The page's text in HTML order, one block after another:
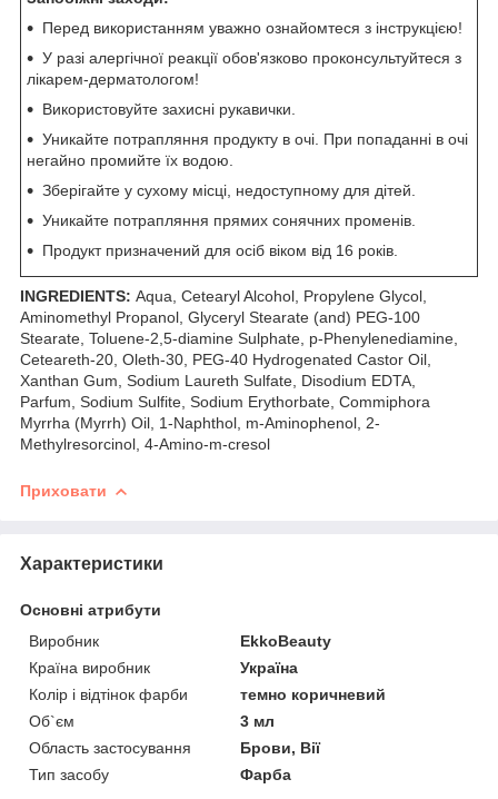
Перед використанням уважно ознайомтеся з інструкцією!
У разі алергічної реакції обов'язково проконсультуйтеся з
лікарем-дерматологом!
Використовуйте захисні рукавички.
Уникайте потрапляння продукту в очі. При попаданні в очі
негайно промийте їх водою.
Зберігайте у сухому місці, недоступному для дітей.
Уникайте потрапляння прямих сонячних променів.
Продукт призначений для осіб віком від 16 років.
INGREDIENTS: Aqua, Cetearyl Alcohol, Propylene Glycol,
Aminomethyl Propanol, Glyceryl Stearate (and) PEG-100
Stearate, Toluene-2,5-diamine Sulphate, р-Phenylenediamine,
Ceteareth-20, Oleth-30, PEG-40 Hydrogenated Castor Oil,
Xanthan Gum, Sodium Laureth Sulfate, Disodium EDTA,
Parfum, Sodium Sulfite, Sodium Erythorbate, Commiphora
Myrrha (Myrrh) Oil, 1-Naphthol, m-Aminophenol, 2-
Methylresorcinol, 4-Amino-m-cresol
Приховати
Характеристики
Основні атрибути
Виробник
EkkoBeauty
Країна виробник
Україна
Колір і відтінок фарби
темно коричневий
Об`єм
3 мл
Область застосування
Брови, Вії
Тип засобу
Фарба